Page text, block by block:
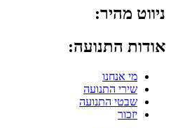
ניווט מהיר:
אודות התנועה:
מי אנחנו
שירי התנועה
שבטי התנועה
יזכור